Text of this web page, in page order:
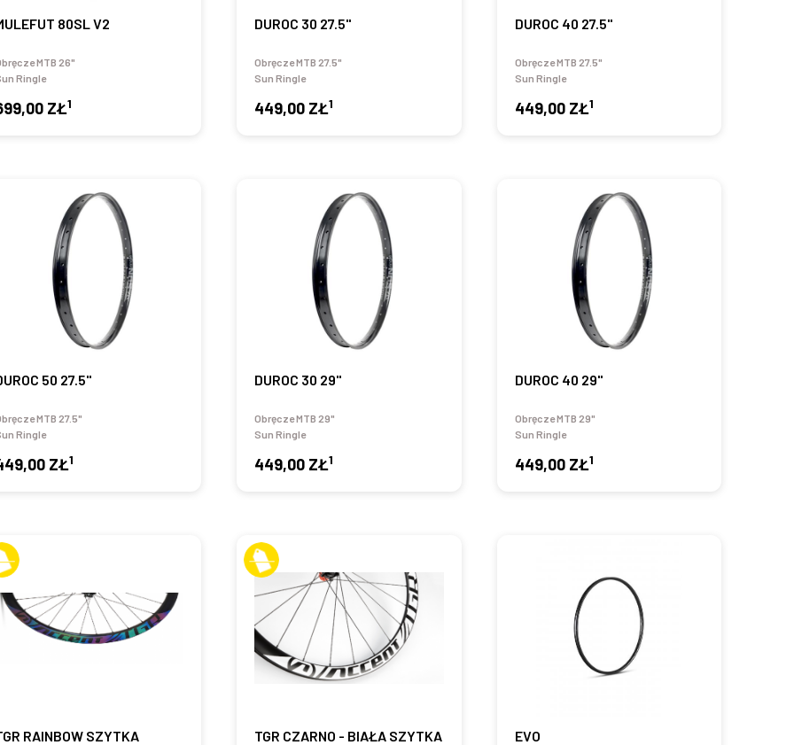
80SL V2
MTB 26"
Ringle
ZŁ1
DUROC 30 27.5"
Obręcze MTB 27.5"
Sun Ringle
449,00 ZŁ1
DUROC 40 27.5"
Obręcze MTB 27.5"
Sun Ringle
449,00 ZŁ1
50 27.5"
MTB 27.5"
Ringle
ZŁ1
DUROC 30 29"
Obręcze MTB 29"
Sun Ringle
449,00 ZŁ1
DUROC 40 29"
Obręcze MTB 29"
Sun Ringle
449,00 ZŁ1
RAINBOW SZYTKA
TGR CZARNO - BIAŁA SZYTKA
EVO